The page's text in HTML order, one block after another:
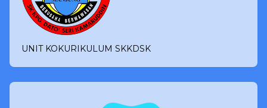
UNIT KOKURIKULUM SKKDSK